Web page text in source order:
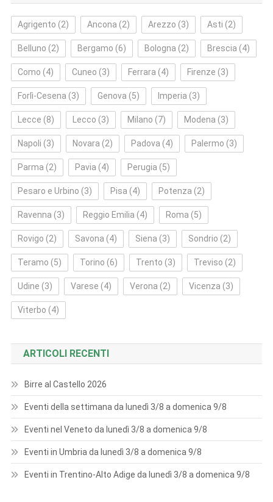
Agrigento (2) Ancona (2) Arezzo (3) Asti (2)
Belluno (2) Bergamo (6) Bologna (2) Brescia (4)
Como (4) Cuneo (3) Ferrara (4) Firenze (3)
Forlì‑Cesena (3) Genova (5) Imperia (3)
Lecce (8) Lecco (3) Milano (7) Modena (3)
Napoli (3) Novara (2) Padova (4) Palermo (3)
Parma (2) Pavia (4) Perugia (5)
Pesaro e Urbino (3) Pisa (4) Potenza (2)
Ravenna (3) Reggio Emilia (4) Roma (5)
Rovigo (2) Savona (4) Siena (3) Sondrio (2)
Teramo (5) Torino (6) Trento (3) Treviso (2)
Udine (3) Varese (4) Verona (2) Vicenza (3)
Viterbo (4)
ARTICOLI RECENTI
Birre al Castello 2026
Eventi della settimana da lunedì 3/8 a domenica 9/8
Eventi nel Veneto da lunedì 3/8 a domenica 9/8
Eventi in Umbria da lunedì 3/8 a domenica 9/8
Eventi in Trentino-Alto Adige da lunedì 3/8 a domenica 9/8